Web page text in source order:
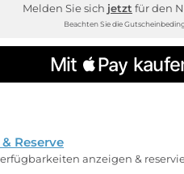
Melden Sie sich jetzt für den
Beachten Sie die
Reserve
anzeigen &